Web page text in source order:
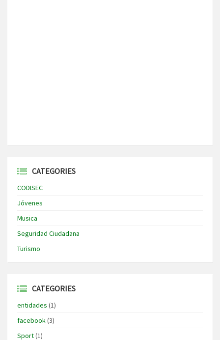
CATEGORIES
CODISEC
Jóvenes
Musica
Seguridad Ciudadana
Turismo
CATEGORIES
entidades (1)
facebook(3)
Sport(1)